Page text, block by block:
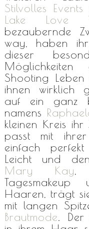
Stilvolles
Lake Love
bezaubernde
way, haben
dieser
Möglichkeiten
Shooting
ihnen wirklich
auf ein ganz
namens
kleinen Kreis
passt mit
einfach
Leicht und
Mary Kay,
Haaren, trägt
mit langen
Brautmode. Der